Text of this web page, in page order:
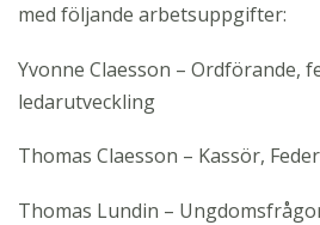
med följande arbetsuppgifter:
Yvonne Claesson – Ordförande,
ledarutveckling
Thomas Claesson – Kassör,
Thomas Lundin –